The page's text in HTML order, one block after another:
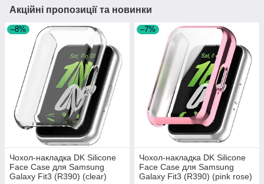
Акційні пропозиції та новинки
–8%
Чохол-накладка DK Silicone
Face Case для Samsung
Galaxy Fit3 (R390) (clear)
–7%
Чохол-накладка DK Silicone
Face Case для Samsung
Galaxy Fit3 (R390) (pink rose)